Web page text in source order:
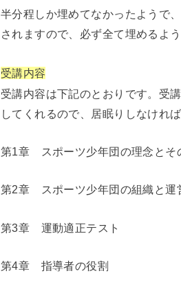
半分程しか埋めてなかったようで
されますので、必ず全て埋めるよ
受講内容
受講内容は下記のとおりです。受
してくれるので、居眠りしなけれ
第1章 スポーツ少年団の理念とそ
第2章 スポーツ少年団の組織と運
第3章 運動適正テスト
第4章 指導者の役割